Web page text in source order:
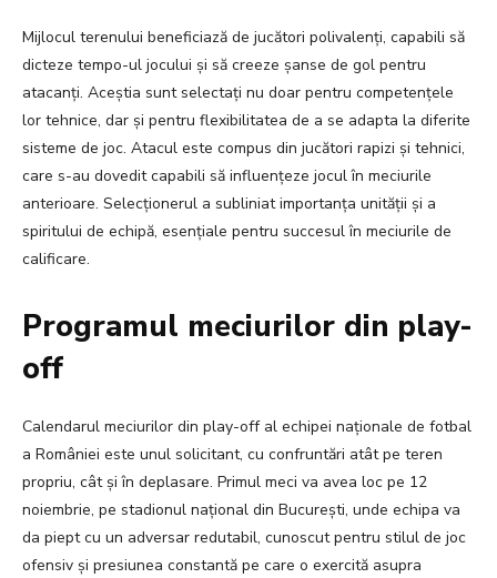
Mijlocul terenului beneficiază de jucători polivalenți, capabili să
dicteze tempo-ul jocului și să creeze șanse de gol pentru
atacanți. Aceștia sunt selectați nu doar pentru competențele
lor tehnice, dar și pentru flexibilitatea de a se adapta la diferite
sisteme de joc. Atacul este compus din jucători rapizi și tehnici,
care s-au dovedit capabili să influențeze jocul în meciurile
anterioare. Selecționerul a subliniat importanța unității și a
spiritului de echipă, esențiale pentru succesul în meciurile de
calificare.
Programul meciurilor din play-
off
Calendarul meciurilor din play-off al echipei naționale de fotbal
a României este unul solicitant, cu confruntări atât pe teren
propriu, cât și în deplasare. Primul meci va avea loc pe 12
noiembrie, pe stadionul național din București, unde echipa va
da piept cu un adversar redutabil, cunoscut pentru stilul de joc
ofensiv și presiunea constantă pe care o exercită asupra